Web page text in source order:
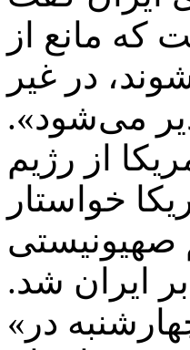
که مانع از
در غیر
می‌شود».
عملیات «وعده صادق ۲» آمریکا از رژیم
خواستار
صهیونیستی
ایران شد.
«کارت کمپل»، معاون وزیر خارجه آمریکا روز چهارشنبه در